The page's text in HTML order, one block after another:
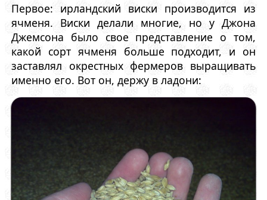
Первое: ирландский виски производится из
ячменя. Виски делали многие, но у Джона
Джемсона было свое представление о том,
какой сорт ячменя больше подходит, и он
заставлял окрестных фермеров выращивать
именно его. Вот он, держу в ладони: